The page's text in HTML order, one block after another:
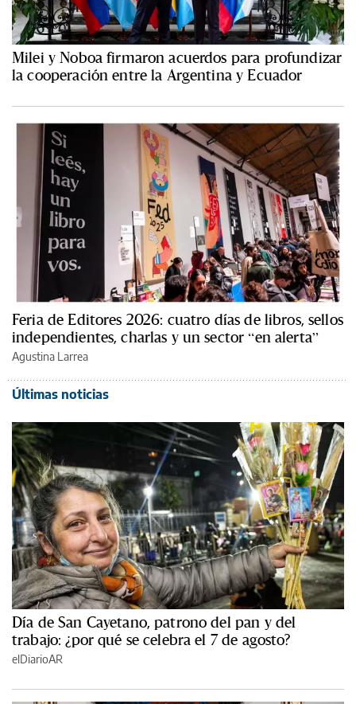
Milei y Noboa firmaron acuerdos para profundizar
la cooperación entre la Argentina y Ecuador
Feria de Editores 2026: cuatro días de libros, sellos
independientes, charlas y un sector “en alerta”
Agustina Larrea
Últimas noticias
Día de San Cayetano, patrono del pan y del
trabajo: ¿por qué se celebra el 7 de agosto?
elDiarioAR